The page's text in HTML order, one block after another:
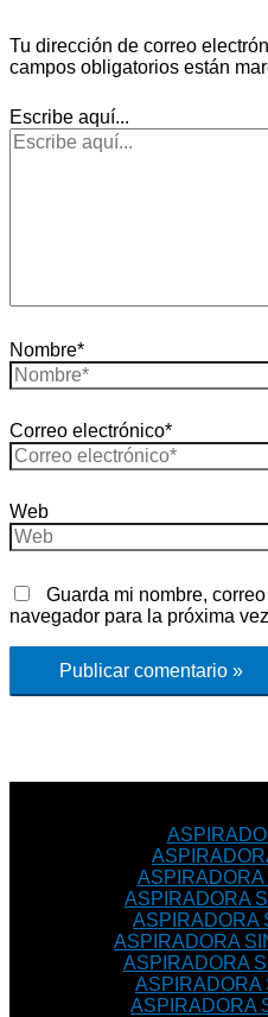
Tu dirección de correo
campos obligatorios están
Escribe aquí...
Nombre*
Correo electrónico*
Web
Guarda mi nombre,
navegador para la próxima
ASPIRADORA
ASPIRADORA
ASPIRADORA
ASPIRADORA
ASPIRADORA
ASPIRADORA
ASPIRADORA